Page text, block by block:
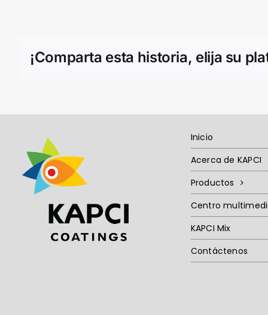
¡Comparta esta historia, elija su
Inicio
Acerca de KAPCI
Productos
Centro
KAPCI Mix
Contáctenos